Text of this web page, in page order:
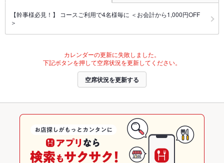
【幹事様必見！】 コースご利用で4名様毎に ＜お会計から1,000円OFF
＞
カレンダーの更新に失敗しました。
下記ボタンを押して空席状況を更新してください。
空席状況を更新する